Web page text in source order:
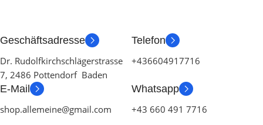
Geschäftsadresse
Dr. Rudolfkirchschlägerstrasse
7, 2486 Pottendorf Baden
Telefon
+436604917716
E-Mail
shop.allemeine@gmail.com
Whatsapp
+43 660 491 7716